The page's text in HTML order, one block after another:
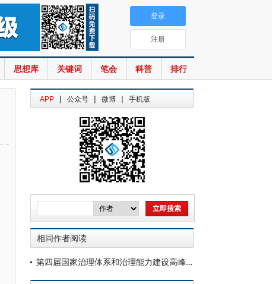
思想库 关键词 笔会 科普 排行
登录
注册
APP | 公众号 | 微博 | 手机版
相同作者阅读
第四届国家治理体系和治理能力建设高峰论坛公告